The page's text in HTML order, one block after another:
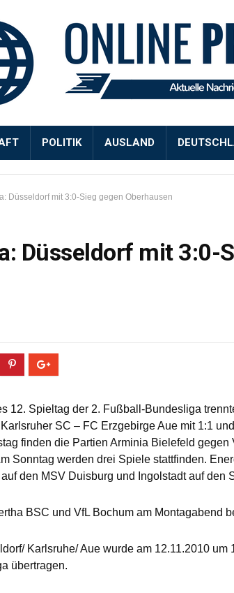
POLITIK AUSLAND
Düsseldorf mit 3:0-Sieg gegen Oberhausen
Düsseldorf mit 3:0-
12. Spieltag der 2. Fußball-Bundesliga
SC – FC Erzgebirge Aue mit 1:1
finden die Partien Arminia Bielefeld gegen
Sonntag werden drei Spiele stattfinden.
den MSV Duisburg und Ingolstadt auf den
BSC und VfL Bochum am Montagabend
Karlsruhe/ Aue wurde am 12.11.2010
übertragen.